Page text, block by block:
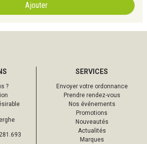
Ajouter
?
SERVICES
Envoyer votre ordonnance
Prendre rendez-vous
Nos événements
Promotions
Nouveautés
Actualités
Marques